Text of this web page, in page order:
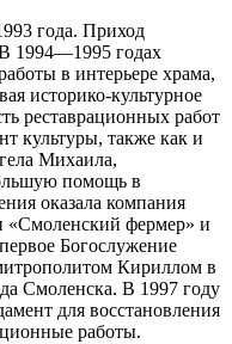
года. Приход
В 1994—1995 годах
в интерьере храма,
историко-культурное
реставрационных работ
культуры, также как и
Михаила,
помощь в
оказала компания
«Смоленский фермер» и
Богослужение
Кириллом в
Смоленска. В 1997 году
для восстановления
работы.